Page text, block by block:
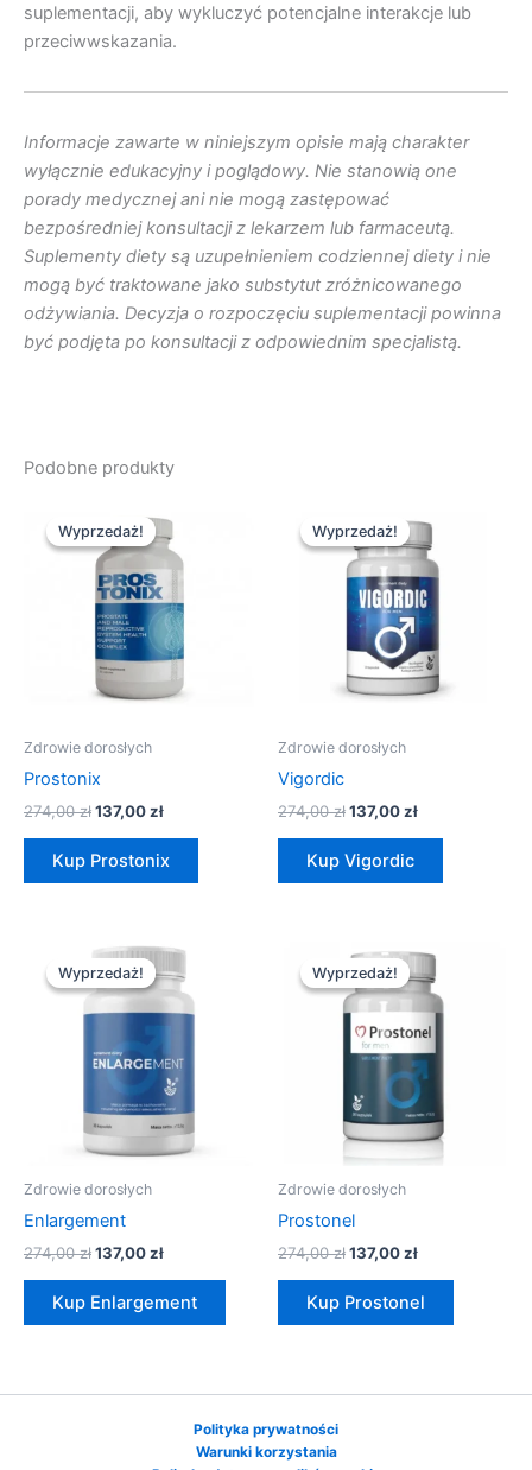
suplementacji, aby wykluczyć potencjalne interakcje lub
przeciwwskazania.
Informacje zawarte w niniejszym opisie mają charakter
wyłącznie edukacyjny i poglądowy. Nie stanowią one
porady medycznej ani nie mogą zastępować
bezpośredniej konsultacji z lekarzem lub farmaceutą.
Suplementy diety są uzupełnieniem codziennej diety i nie
mogą być traktowane jako substytut zróżnicowanego
odżywiania. Decyzja o rozpoczęciu suplementacji powinna
być podjęta po konsultacji z odpowiednim specjalistą.
Podobne produkty
Wyprzedaż!
Wyprzedaż!
Zdrowie dorosłych
Prostonix
274,00zł
cena
wynosiła:
274,00 zł.
137,00zł
cena
wynosi:
137,00 zł.
Kup Prostonix
Wyprzedaż!
Wyprzedaż!
Zdrowie dorosłych
Vigordic
274,00zł
cena
wynosiła:
274,00 zł.
137,00zł
cena
wynosi:
137,00 zł.
Kup Vigordic
Wyprzedaż!
Wyprzedaż!
Zdrowie dorosłych
Enlargement
274,00zł
Pierwotna
cena
wynosiła:
137,00zł
Aktualna
wynosi:
137,00 zł.
Kup Enlargement
Wyprzedaż!
Wyprzedaż!
Zdrowie dorosłych
Prostonel
274,00zł
cena
wynosiła:
274,00 zł.
137,00zł
cena
wynosi:
137,00 zł.
Kup Prostonel
Polityka prywatności
Warunki korzystania